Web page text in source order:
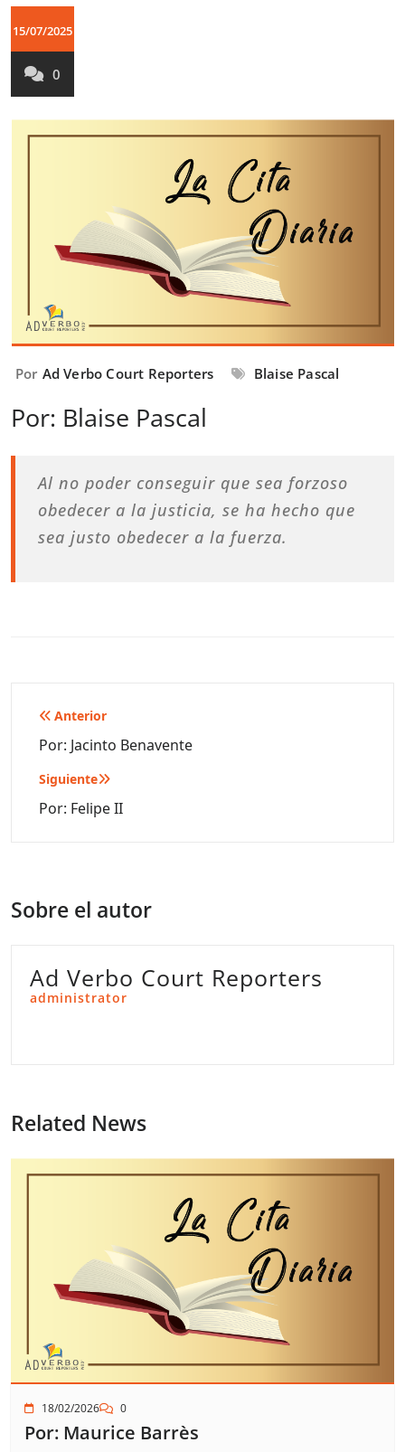
15/07/2025
0
Por Ad Verbo Court Reporters Blaise Pascal
Por: Blaise Pascal
Al no poder conseguir que sea forzoso
obedecer a la justicia, se ha hecho que
sea justo obedecer a la fuerza.
Navegación
de
entradas
Anterior
Por: Jacinto Benavente
Siguiente
Por: Felipe II
Sobre el autor
Ad Verbo Court Reporters
administrator
Related News
18/02/2026 0
Por: Maurice Barrès